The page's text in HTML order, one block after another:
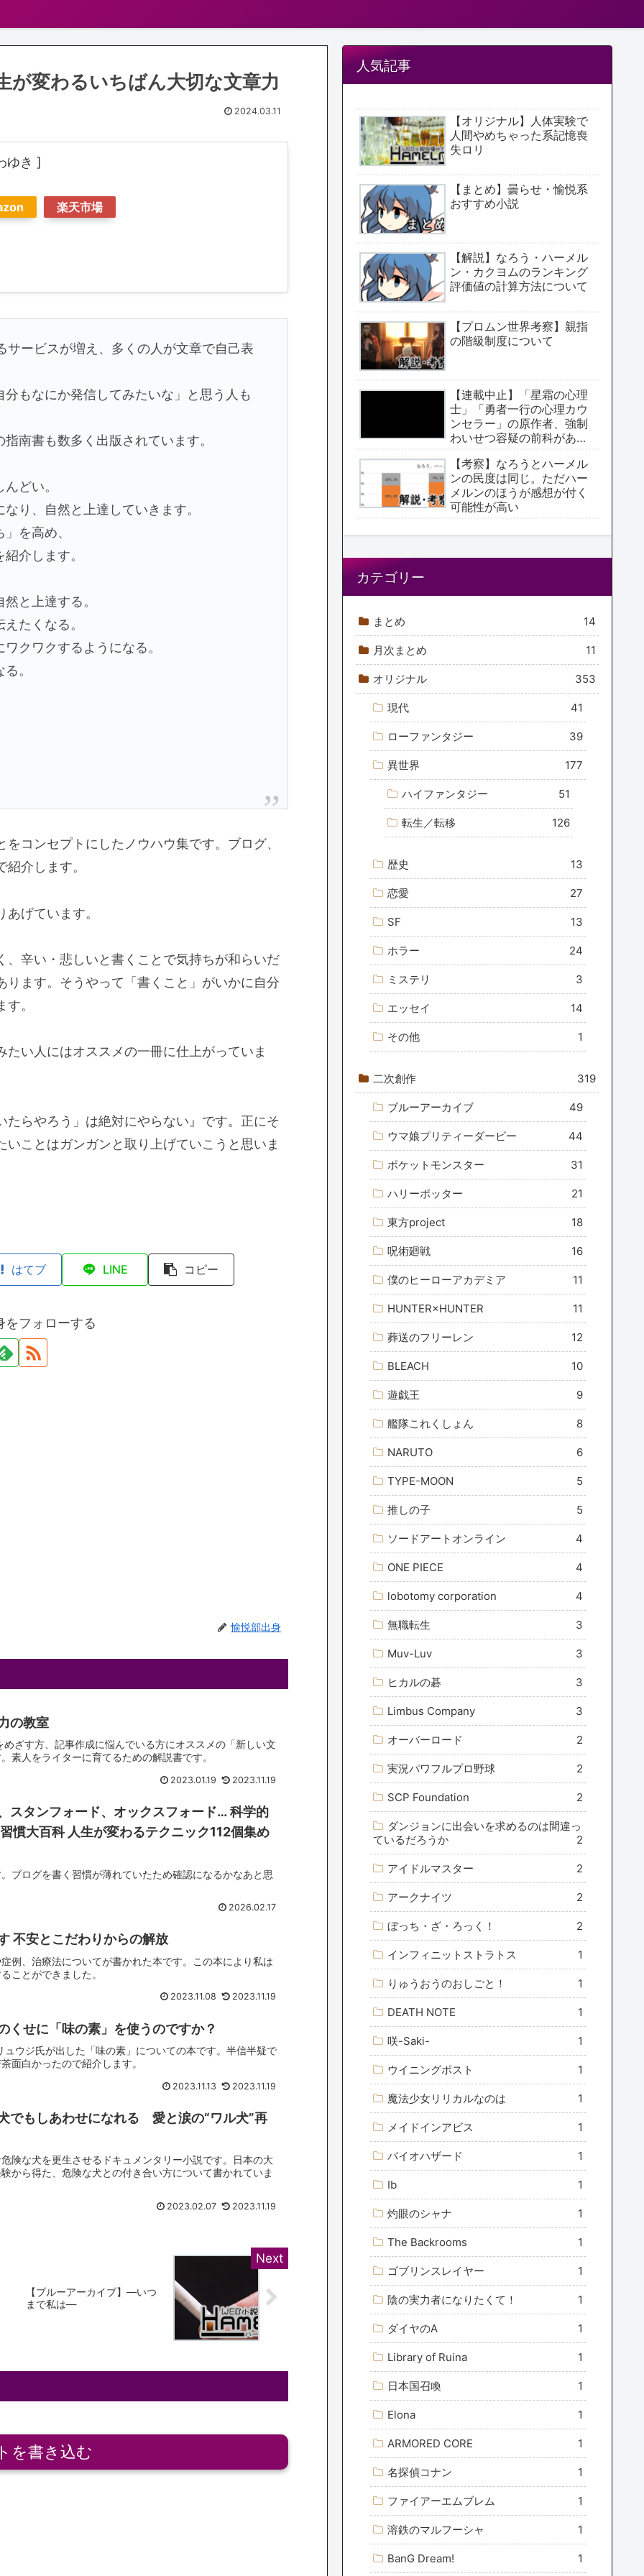
変わるいちばん大切な文章力
2024.03.11
ゆき ]
楽天市場
ービスが増え、多くの人が文章で自己表
もなにか発信してみたいな」と思う人も
南書も数多く出版されています。
どい。
り、自然と上達していきます。
を高め、
介します。
と上達する。
たくなる。
クワクするようになる。
。
コンセプトにしたノウハウ集です。ブログ、
介します。
げています。
辛い・悲しいと書くことで気持ちが和らいだ
ます。そうやって「書くこと」がいかに自分
。
い人にはオススメの一冊に仕上がっていま
らやろう」は絶対にやらない』です。正にそ
ことはガンガンと取り上げていこうと思いま
はてブ LINE コピー
をフォローする
愉悦部出身
の教室
ざす方、記事作成に悩んでいる方にオススメの「新しい文
素人をライターに育てるための解説書です。
2023.01.19 2023.11.19
スタンフォード、オックスフォード… 科学的
慣大百科 人生が変わるテクニック112個集め
ブログを書く習慣が薄れていたため確認になるかなあと思
2026.02.17
不安とこだわりからの解放
例、治療法についてが書かれた本です。この本により私は
ことができました。
2023.11.08 2023.11.19
くせに「味の素」を使うのですか？
ウジ氏が出した「味の素」についての本です。半信半疑で
面白かったので紹介します。
2023.11.13 2023.11.19
でもしあわせになれる 愛と涙の“ワル犬”再
険な犬を更生させるドキュメンタリー小説です。日本の大
から得た、危険な犬との付き合い方について書かれていま
2023.02.07 2023.11.19
【ブルーアーカイブ】―いつ
まで私は―
を書き込む
人気記事
【オリジナル】人体実験で
人間やめちゃった系記憶喪
失ロリ
【まとめ】曇らせ・愉悦系
おすすめ小説
【解説】なろう・ハーメル
ン・カクヨムのランキング
評価値の計算方法について
【プロムン世界考察】親指
の階級制度について
【連載中止】「星霜の心理
士」「勇者一行の心理カウ
ンセラー」の原作者、強制
わいせつ容疑の前科があっ
【考察】なろうとハーメル
ンの民度は同じ。ただハー
メルンのほうが感想が付く
可能性が高い
カテゴリー
まとめ 14
月次まとめ 11
オリジナル 353
現代 41
ローファンタジー 39
異世界 177
ハイファンタジー 51
転生／転移 126
歴史 13
恋愛 27
SF 13
ホラー 24
ミステリ 3
エッセイ 14
その他 1
二次創作 319
ブルーアーカイブ 49
ウマ娘プリティーダービー 44
ポケットモンスター 31
ハリーポッター 21
東方project 18
呪術廻戦 16
僕のヒーローアカデミア 11
HUNTER×HUNTER 11
葬送のフリーレン 12
BLEACH 10
遊戯王 9
艦隊これくしょん 8
NARUTO 6
TYPE-MOON 5
推しの子 5
ソードアートオンライン 4
ONE PIECE 4
lobotomy corporation 4
無職転生 3
Muv-Luv 3
ヒカルの碁 3
Limbus Company 3
オーバーロード 2
実況パワフルプロ野球 2
SCP Foundation 2
ダンジョンに出会いを求めるのは間違っ
ているだろうか
2
アイドルマスター 2
アークナイツ 2
ぼっち・ざ・ろっく！ 2
インフィニットストラトス 1
りゅうおうのおしごと！ 1
DEATH NOTE 1
咲-Saki- 1
ウイニングポスト 1
魔法少女リリカルなのは 1
メイドインアビス 1
バイオハザード 1
Ib 1
灼眼のシャナ 1
The Backrooms 1
ゴブリンスレイヤー 1
陰の実力者になりたくて！ 1
ダイヤのA 1
Library of Ruina 1
日本国召喚 1
Elona 1
ARMORED CORE 1
名探偵コナン 1
ファイアーエムブレム 1
溶鉄のマルフーシャ 1
BanG Dream! 1